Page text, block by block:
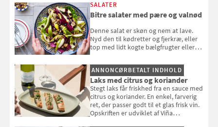
SALATER
Bitre salater med pære og valnød
Denne salat er skøn og nem at lave.
Nyd den til kødretter og fjerkræ, eller
top med lidt kogte bælgfrugter eller
selvstændigt måltid. Opskriften er fra
Louisa Lorangs kogebog "Salat".
ANNONCØRBETALT INDHOLD
Laks med citrus og koriander
Stegt laks får friskhed fra en sauce med
citrus og koriander. En enkel, farverig
ret, der passer godt til et glas frisk vin.
Opskriften er udviklet af Viña